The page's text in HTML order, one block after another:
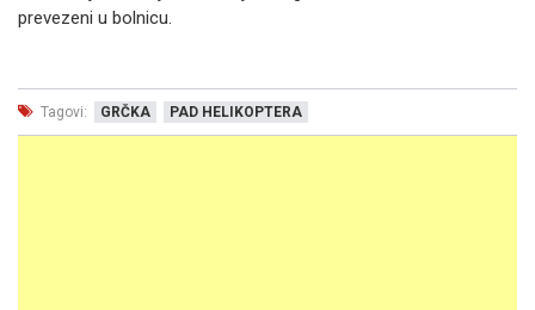
prevezeni u bolnicu.
Tagovi: GRČKA PAD HELIKOPTERA